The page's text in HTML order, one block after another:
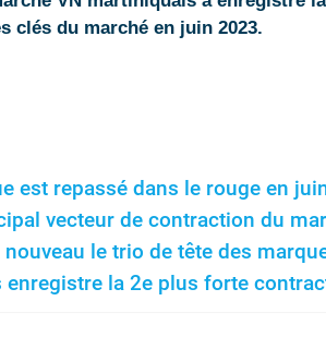
clés du marché en juin 2023.
est repassé dans le rouge en
vecteur de contraction du
le trio de tête des
la 2e plus forte